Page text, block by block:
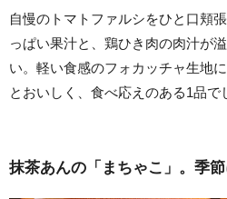
自慢のトマトファルシをひと口頬
っぱい果汁と、鶏ひき肉の肉汁が
い。軽い食感のフォカッチャ生地
とおいしく、食べ応えのある1品で
抹茶あんの「まちゃこ」。季